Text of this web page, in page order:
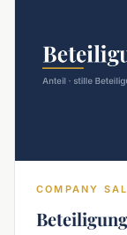
COMPANY